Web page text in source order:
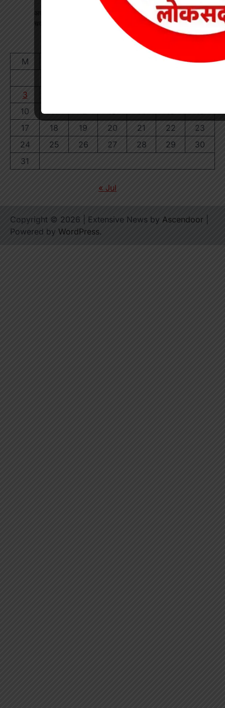
अधीक्षिका को हटाने की मांग पर छात्राओं का फूटा गुस्सा, NH-130 पर
M
S
S
3
10
11 12 13 14 15
16
17
18 19 20 21 22
23
24
25 26 27 28 29
30
31
« Jul
Copyright © 2026 | Extensive News by Ascendoor
Powered by WordPress.